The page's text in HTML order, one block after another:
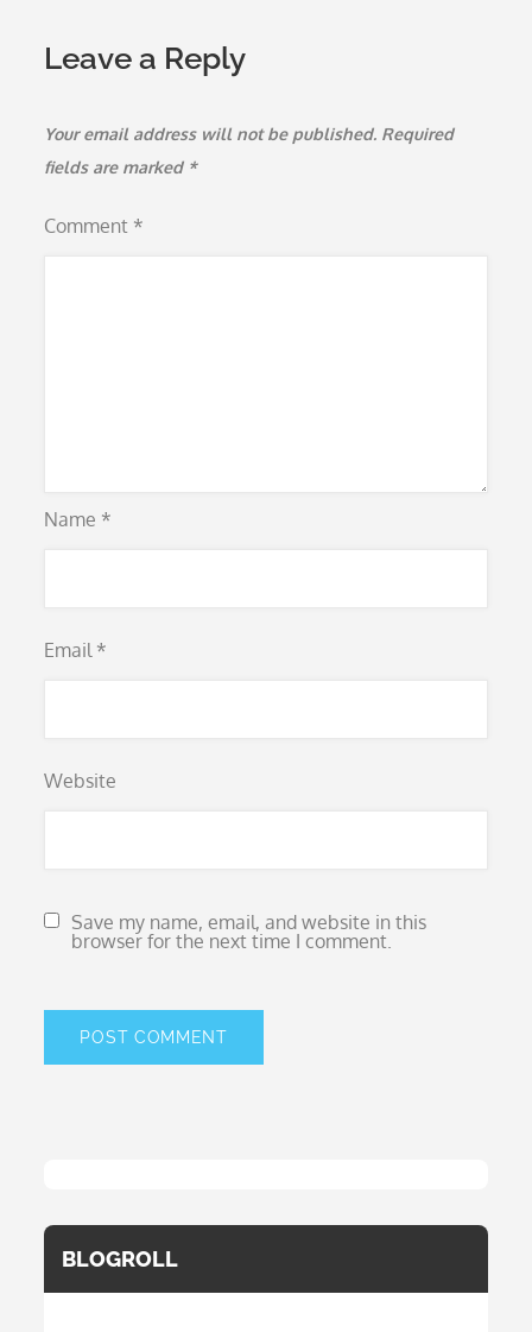
Leave a Reply
Your email address will not be published. Required
fields are marked *
Comment *
Name *
Email *
Website
Save my name, email, and website in this
browser for the next time I comment.
BLOGROLL